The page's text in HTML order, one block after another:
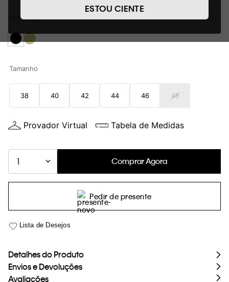
de cookies, informaremos quais cookies usaremos e quais
suas funções. A forma como processamos os dados
nosso Aviso de Privacidade. Quando você visita nosso site,
consideraremos isso como sua solicitação específica para
entre outros, a capacidade de comprar um item em nossa
Cookies acesse o link.
ESTOU CIENTE
CorPreto
Tamanho
38 40 42 44 46 48
Provador Virtual Tabela de Medidas
1 Comprar Agora
Pedir de presente
Detalhes do Produto
Envios e Devoluções
Avaliações